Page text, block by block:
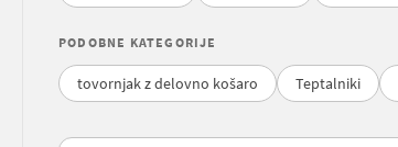
PODOBNE KATEGORIJE
tovornjak z delovno košaro Teptalniki